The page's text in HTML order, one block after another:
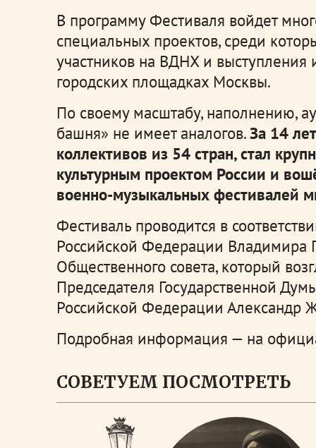
В программу Фестиваля войдет
специальных проектов, среди
участников на ВДНХ и выступления
городских площадках Москвы.
По своему масштабу, наполнению,
башня» не имеет аналогов.За 14
коллективов из 54 стран, стал
культурным проектом России и
военно-музыкальных фестивалей
Фестиваль проводится в
Российской Федерации Владимира
Общественного совета, который
Председателя Государственной
Российской Федерации Александр
Подробная информация — на
СОВЕТУЕМ ПОСМОТРЕТЬ